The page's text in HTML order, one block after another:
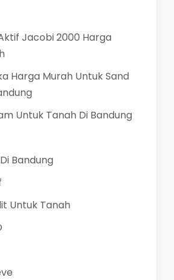
Jacobi 2000 Harga
Harga Murah Untuk Sand
Untuk Tanah Di Bandung
Bandung
Untuk Tanah